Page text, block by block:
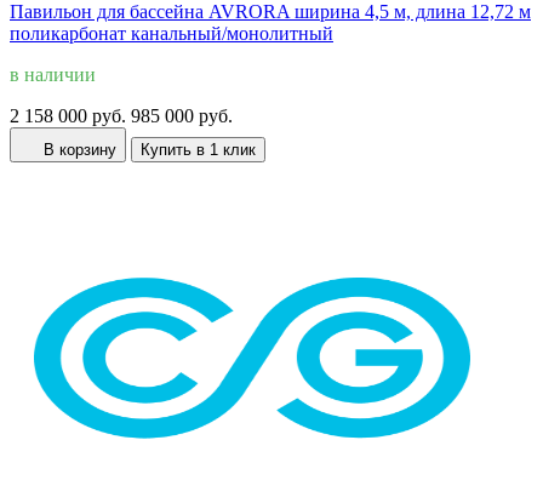
Павильон для бассейна AVRORA ширина 4,5 м, длина 12,72 м
поликарбонат канальный/монолитный
в наличии
2 158 000 руб. 985 000 руб.
В корзину Купить в 1 клик